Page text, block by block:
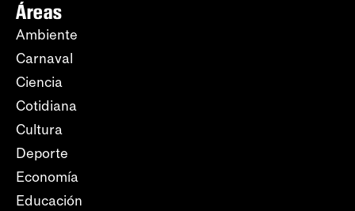
Áreas
Ambiente
Carnaval
Ciencia
Cotidiana
Cultura
Deporte
Economía
Educación